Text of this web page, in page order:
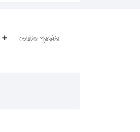
ভোল্টেজ প্রটেক্টর